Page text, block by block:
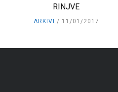
RINJVE
ARKIVI 11/01/2017